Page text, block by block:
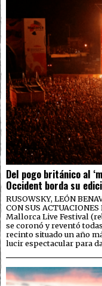
Del pogo británico al
Occident borda su
RUSOWSKY, LEÓN
CON SUS
Mallorca Live Festival
se coronó y reventó
recinto situado un año
lucir espectacular para